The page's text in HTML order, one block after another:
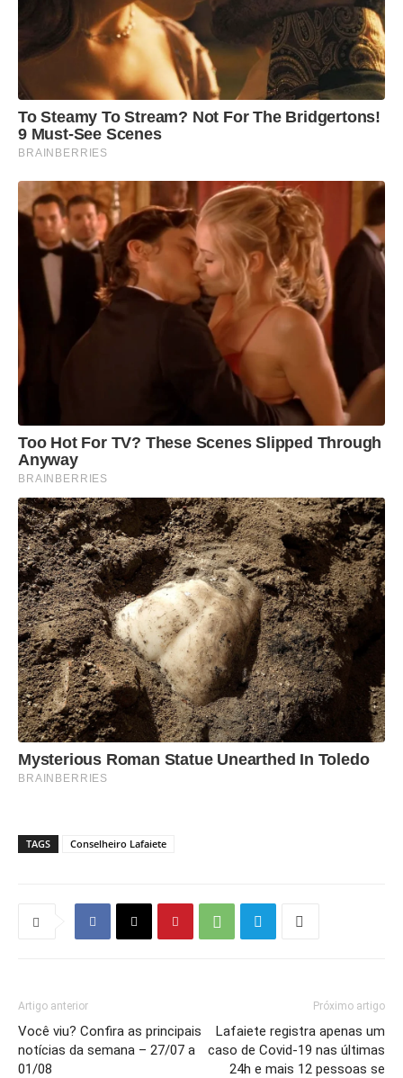
TAGS Conselheiro Lafaiete
Artigo anterior
Você viu? Confira as principais
notícias da semana – 27/07 a
01/08
Próximo artigo
Lafaiete registra apenas um
caso de Covid-19 nas últimas
24h e mais 12 pessoas se